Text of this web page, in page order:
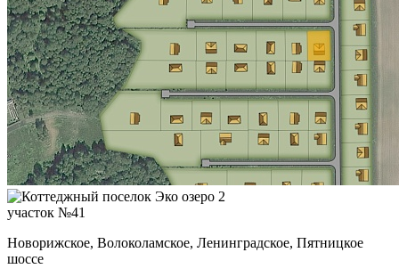
участок №41
Новорижское, Волоколамское, Ленинградское, Пятницкое
шоссе